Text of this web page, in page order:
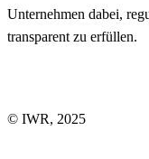
Unternehmen dabei,
transparent zu erfüllen.
© IWR, 2025